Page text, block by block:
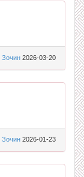
Зочин 2026-03-20
Зочин 2026-01-23